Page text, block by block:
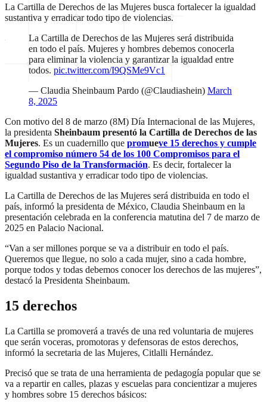
La Cartilla de Derechos de las Mujeres busca fortalecer la igualdad
sustantiva y erradicar todo tipo de violencias.
La Cartilla de Derechos de las Mujeres será distribuida
en todo el país. Mujeres y hombres debemos conocerla
para eliminar la violencia y garantizar la igualdad entre
todos. pic.twitter.com/I9QSMe9Vc1
— Claudia Sheinbaum Pardo (@Claudiashein) March
8, 2025
Con motivo del 8 de marzo (8M) Día Internacional de las Mujeres,
la presidenta Sheinbaum presentó la Cartilla de Derechos de las
Mujeres. Es un cuadernillo que promueve 15 derechos y cumple
el compromiso número 54 de los 100 Compromisos para el
Segundo Piso de la Transformación. Es decir, fortalecer la
igualdad sustantiva y erradicar todo tipo de violencias.
La Cartilla de Derechos de las Mujeres será distribuida en todo el
país, informó la presidenta de México, Claudia Sheinbaum en la
presentación celebrada en la conferencia matutina del 7 de marzo de
2025 en Palacio Nacional.
“Van a ser millones porque se va a distribuir en todo el país.
Queremos que llegue, no solo a cada mujer, sino a cada hombre,
porque todos y todas debemos conocer los derechos de las mujeres”,
destacó la Presidenta Sheinbaum.
15 derechos
La Cartilla se promoverá a través de una red voluntaria de mujeres
que serán voceras, promotoras y defensoras de estos derechos,
informó la secretaria de las Mujeres, Citlalli Hernández.
Precisó que se trata de una herramienta de pedagogía popular que se
va a repartir en calles, plazas y escuelas para concientizar a mujeres
y hombres sobre 15 derechos básicos: